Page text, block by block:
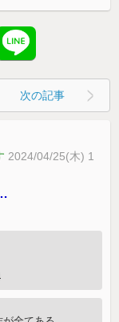
次の記事
2024/04/25(木) 1